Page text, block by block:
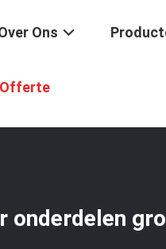
Ons
OfferteVan De Motorfietsmotor